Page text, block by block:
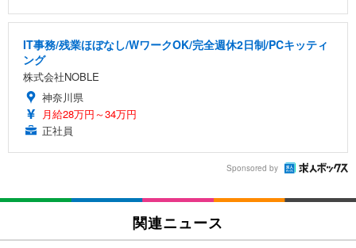
IT事務/残業ほぼなし/WワークOK/完全週休2日制/PCキッティ
ング
株式会社NOBLE
神奈川県
月給28万円～34万円
正社員
Sponsored by
関連ニュース